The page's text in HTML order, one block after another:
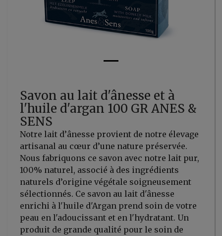
Savon au lait d'ânesse et à
l'huile d'argan 100 GR ANES &
SENS
Notre lait d’ânesse provient de notre élevage
artisanal au cœur d’une nature préservée.
Nous fabriquons ce savon avec notre lait pur,
100% naturel, associé à des ingrédients
naturels d’origine végétale soigneusement
sélectionnés. Ce savon au lait d'ânesse
enrichi à l'huile d'Argan prend soin de votre
peau en l'adoucissant et en l'hydratant. Un
produit de grande qualité pour le soin de